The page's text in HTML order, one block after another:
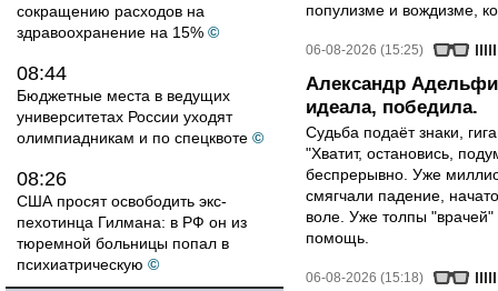
сокращению расходов на
здравоохранение на 15% ©
08:44
Бюджетные места в ведущих
университетах России уходят
олимпиадникам и по спецквоте ©
08:26
США просят освободить экс-
пехотинца Гилмана: в РФ он из
тюремной больницы попал в
психиатрическую ©
популизме и вождизме,
06-08-2026 (15:25)
Александр
идеала, победила.
Судьба подаёт знаки,
"Хватит, остановись,
беспрерывно. Уже
смягчали падение,
воле. Уже толпы
помощь.
06-08-2026 (15:18)